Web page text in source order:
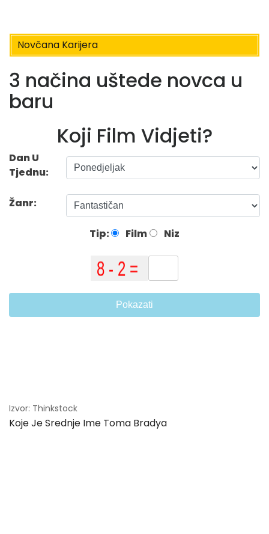
Novčana Karijera
3 načina uštede novca u
baru
Koji Film Vidjeti?
Dan U
Tjednu:
Žanr:
Tip: Film Niz
Pokazati
Izvor: Thinkstock
Koje Je Srednje Ime Toma Bradya